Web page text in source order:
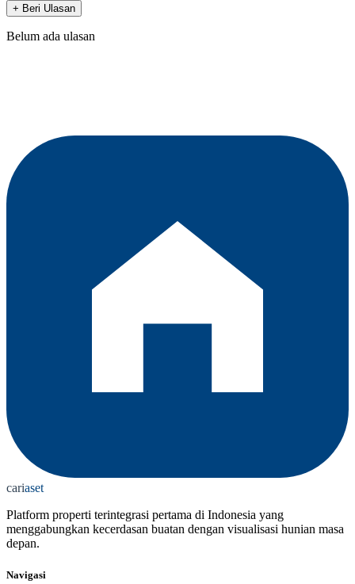
+ Beri Ulasan
Belum ada ulasan
cariaset
Platform properti terintegrasi pertama di Indonesia yang
menggabungkan kecerdasan buatan dengan visualisasi hunian masa
depan.
Navigasi